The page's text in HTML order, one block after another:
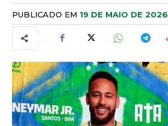
PUBLICADO EM 19 DE MAIO DE 2026